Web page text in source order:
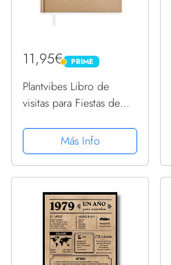
11,95€ PRIME
PRIME
Plantvibes Libro de
visitas para Fiestas de
cumpleaños, 72 páginas,
Tapa Dura, Papel, Libro
de Invitados Estilo
visitantes...
Más Info